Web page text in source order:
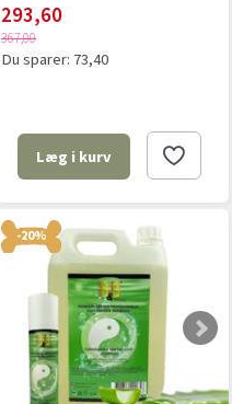
293,60
367,00
Du sparer: 73,40
Læg i kurv
-20%